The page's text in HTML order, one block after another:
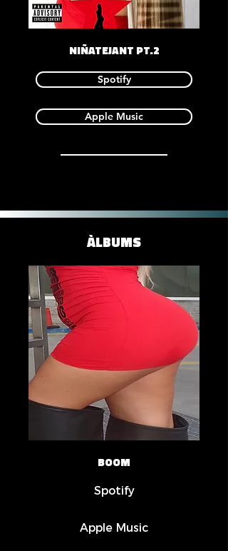
NIÑATEJANT PT.2
Spotify
Apple Music
ÀLBUMS
BOOM
Spotify
Apple Music